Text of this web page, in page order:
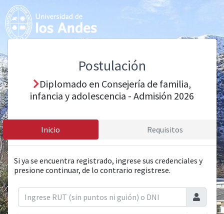
Postulación
Diplomado en Consejería de familia,
infancia y adolescencia - Admisión 2026
Inicio Requisitos
Si ya se encuentra registrado, ingrese sus credenciales y
presione continuar, de lo contrario registrese.